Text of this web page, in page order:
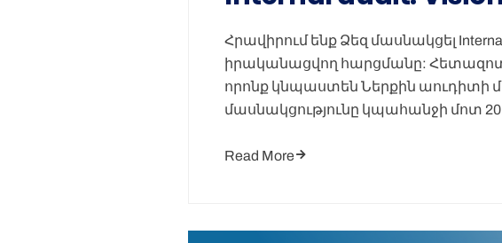
Հրավիրում ենք Ձեզ մասնակցել
իրականացվող հարցմանը:
որոնք կնպաստեն Ներքին
մասնակցությունը կպահանջի մոտ
Read More